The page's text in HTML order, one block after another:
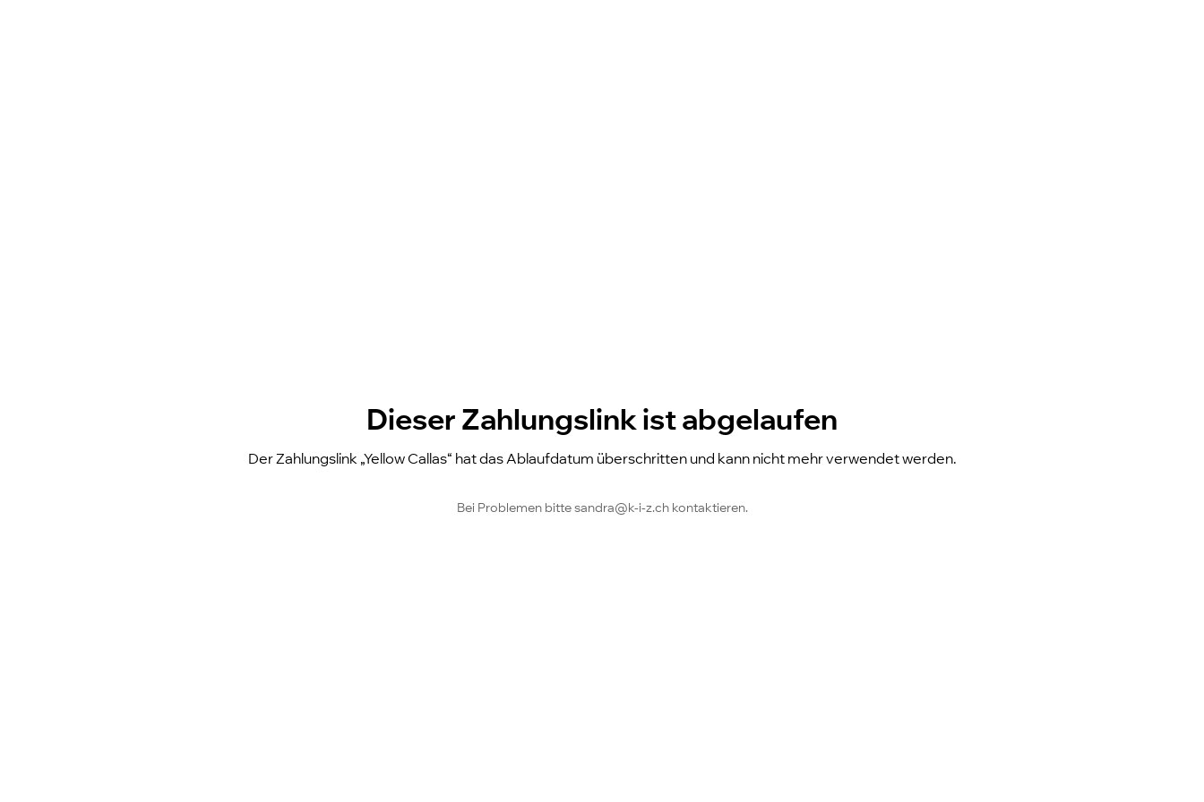
Dieser Zahlungslink ist abgelaufen
Der Zahlungslink „Yellow Callas“ hat das Ablaufdatum überschritten und kann nicht mehr verwendet werden.
Bei Problemen bitte sandra@k-i-z.ch kontaktieren.